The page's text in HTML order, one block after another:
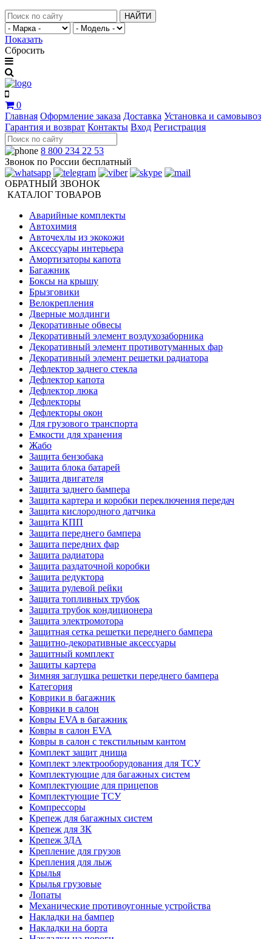
НАЙТИ
Показать
Сбросить
0
Главная Оформление заказа Доставка Установка и самовывоз
Гарантия и возврат Контакты Вход Регистрация
8 800 234 22 53
Звонок по России бесплатный
ОБРАТНЫЙ ЗВОНОК
КАТАЛОГ ТОВАРОВ
Аварийные комплекты
Автохимия
Авточехлы из экокожи
Аксессуары интерьера
Амортизаторы капота
Багажник
Боксы на крышу
Брызговики
Велокрепления
Дверные молдинги
Декоративные обвесы
Декоративный элемент воздухозаборника
Декоративный элемент противотуманных фар
Декоративный элемент решетки радиатора
Дефлектор заднего стекла
Дефлектор капота
Дефлектор люка
Дефлекторы
Дефлекторы окон
Для грузового транспорта
Емкости для хранения
Жабо
Защита бензобака
Защита блока батарей
Защита двигателя
Защита заднего бампера
Защита картера и коробки переключения передач
Защита кислородного датчика
Защита КПП
Защита переднего бампера
Защита передних фар
Защита радиатора
Защита раздаточной коробки
Защита редуктора
Защита рулевой рейки
Защита топливных трубок
Защита трубок кондиционера
Защита электромотора
Защитная сетка решетки переднего бампера
Защитно-декоративные аксессуары
Защитный комплект
Защиты картера
Зимняя заглушка решетки переднего бампера
Категория
Коврики в багажник
Коврики в салон
Ковры EVA в багажник
Ковры в салон EVA
Ковры в салон с текстильным кантом
Комплект защит днища
Комплект электрооборудования для ТСУ
Комплектующие для багажных систем
Комплектующие для прицепов
Комплектующие ТСУ
Компрессоры
Крепеж для багажных систем
Крепеж для ЗК
Крепеж ЗДА
Крепление для грузов
Крепления для лыж
Крылья
Крылья грузовые
Лопаты
Механические противоугонные устройства
Накладки на бампер
Накладки на борта